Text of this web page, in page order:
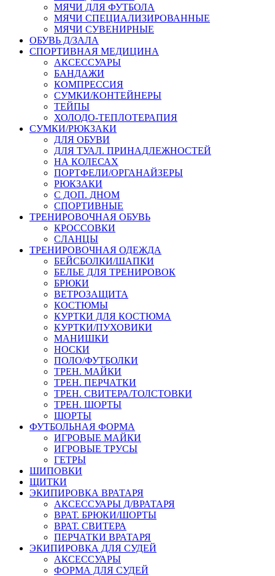
МЯЧИ ДЛЯ ФУТБОЛА
МЯЧИ СПЕЦИАЛИЗИРОВАННЫЕ
МЯЧИ СУВЕНИРНЫЕ
ОБУВЬ Д/ЗАЛА
СПОРТИВНАЯ МЕДИЦИНА
АКСЕССУАРЫ
БАНДАЖИ
КОМПРЕССИЯ
СУМКИ/КОНТЕЙНЕРЫ
ТЕЙПЫ
ХОЛОДО-ТЕПЛОТЕРАПИЯ
СУМКИ/РЮКЗАКИ
ДЛЯ ОБУВИ
ДЛЯ ТУАЛ. ПРИНАДЛЕЖНОСТЕЙ
НА КОЛЕСАХ
ПОРТФЕЛИ/ОРГАНАЙЗЕРЫ
РЮКЗАКИ
С ДОП. ДНОМ
СПОРТИВНЫЕ
ТРЕНИРОВОЧНАЯ ОБУВЬ
КРОССОВКИ
СЛАНЦЫ
ТРЕНИРОВОЧНАЯ ОДЕЖДА
БЕЙСБОЛКИ/ШАПКИ
БЕЛЬЕ ДЛЯ ТРЕНИРОВОК
БРЮКИ
ВЕТРОЗАЩИТА
КОСТЮМЫ
КУРТКИ ДЛЯ КОСТЮМА
КУРТКИ/ПУХОВИКИ
МАНИШКИ
НОСКИ
ПОЛО/ФУТБОЛКИ
ТРЕН. МАЙКИ
ТРЕН. ПЕРЧАТКИ
ТРЕН. СВИТЕРА/ТОЛСТОВКИ
ТРЕН. ШОРТЫ
ШОРТЫ
ФУТБОЛЬНАЯ ФОРМА
ИГРОВЫЕ МАЙКИ
ИГРОВЫЕ ТРУСЫ
ГЕТРЫ
ШИПОВКИ
ЩИТКИ
ЭКИПИРОВКА ВРАТАРЯ
АКСЕССУАРЫ Д/ВРАТАРЯ
ВРАТ. БРЮКИ/ШОРТЫ
ВРАТ. СВИТЕРА
ПЕРЧАТКИ ВРАТАРЯ
ЭКИПИРОВКА ДЛЯ СУДЕЙ
АКСЕССУАРЫ
ФОРМА ДЛЯ СУДЕЙ